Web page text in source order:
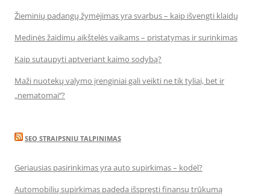
Žieminių padangų žymėjimas yra svarbus – kaip išvengti klaidų
Medinės žaidimų aikštelės vaikams – pristatymas ir surinkimas
Kaip sutaupyti aptveriant kaimo sodybą?
Maži nuotekų valymo įrenginiai gali veikti ne tik tyliai, bet ir
„nematomai‘‘?
SEO STRAIPSNIU TALPINIMAS
Geriausias pasirinkimas yra auto supirkimas – kodėl?
Automobilių supirkimas padeda išspręsti finansų trūkumą